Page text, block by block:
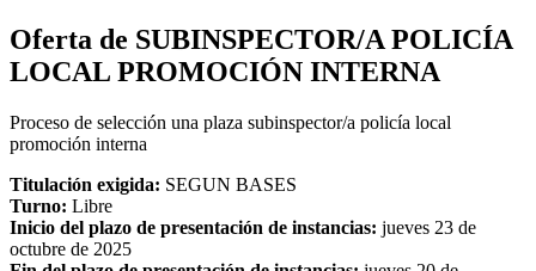
Oferta de SUBINSPECTOR/A POLICÍA
LOCAL PROMOCIÓN INTERNA
Proceso de selección una plaza subinspector/a policía local
promoción interna
Titulación exigida: SEGUN BASES
Turno: Libre
Inicio del plazo de presentación de instancias: jueves 23 de
octubre de 2025